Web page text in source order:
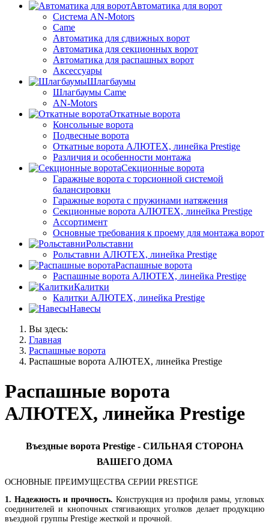
Автоматика для ворот
Система AN-Motors
Came
Автоматика для сдвижных ворот
Автоматика для секционных ворот
Автоматика для распашных ворот
Аксессуары
Шлагбаумы
Шлагбаумы Came
AN-Motors
Откатные ворота
Консольные ворота
Подвесные ворота
Откатные ворота АЛЮТЕХ, линейка Prestige
Различия и особенности монтажа
Секционные ворота
Гаражные ворота с торсионной системой
балансировки
Гаражные ворота с пружинами натяжения
Секционные ворота АЛЮТЕХ, линейка Prestige
Ассортимент
Основные требования к проему для монтажа ворот
Рольставни
Рольставни АЛЮТЕХ, линейка Prestige
Распашные ворота
Распашные ворота АЛЮТЕХ, линейка Prestige
Калитки
Калитки АЛЮТЕХ, линейка Prestige
Навесы
Вы здесь:
Главная
Распашные ворота
Распашные ворота АЛЮТЕХ, линейка Prestige
Распашные ворота
АЛЮТЕХ, линейка Prestige
Въездные ворота Prestige - СИЛЬНАЯ СТОРОНА
ВАШЕГО ДОМА
ОСНОВНЫЕ ПРЕИМУЩЕСТВА СЕРИИ PRESTIGE
1. Надежность и прочность. Конструкция из профиля рамы, угловых
соединителей и кнопочных стягивающих уголков делает продукцию
въездной группы Prestige жесткой и прочной.